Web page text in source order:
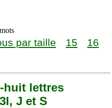
par taille 15
16
huit lettres
J et S